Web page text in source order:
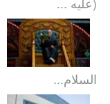
السلام...